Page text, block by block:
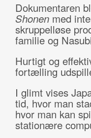
Dokumentaren
Shonenmed
skruppelløse
familie og
Hurtigt og
fortælling
I glimt vises
tid, hvor man
hvor man kan
stationære